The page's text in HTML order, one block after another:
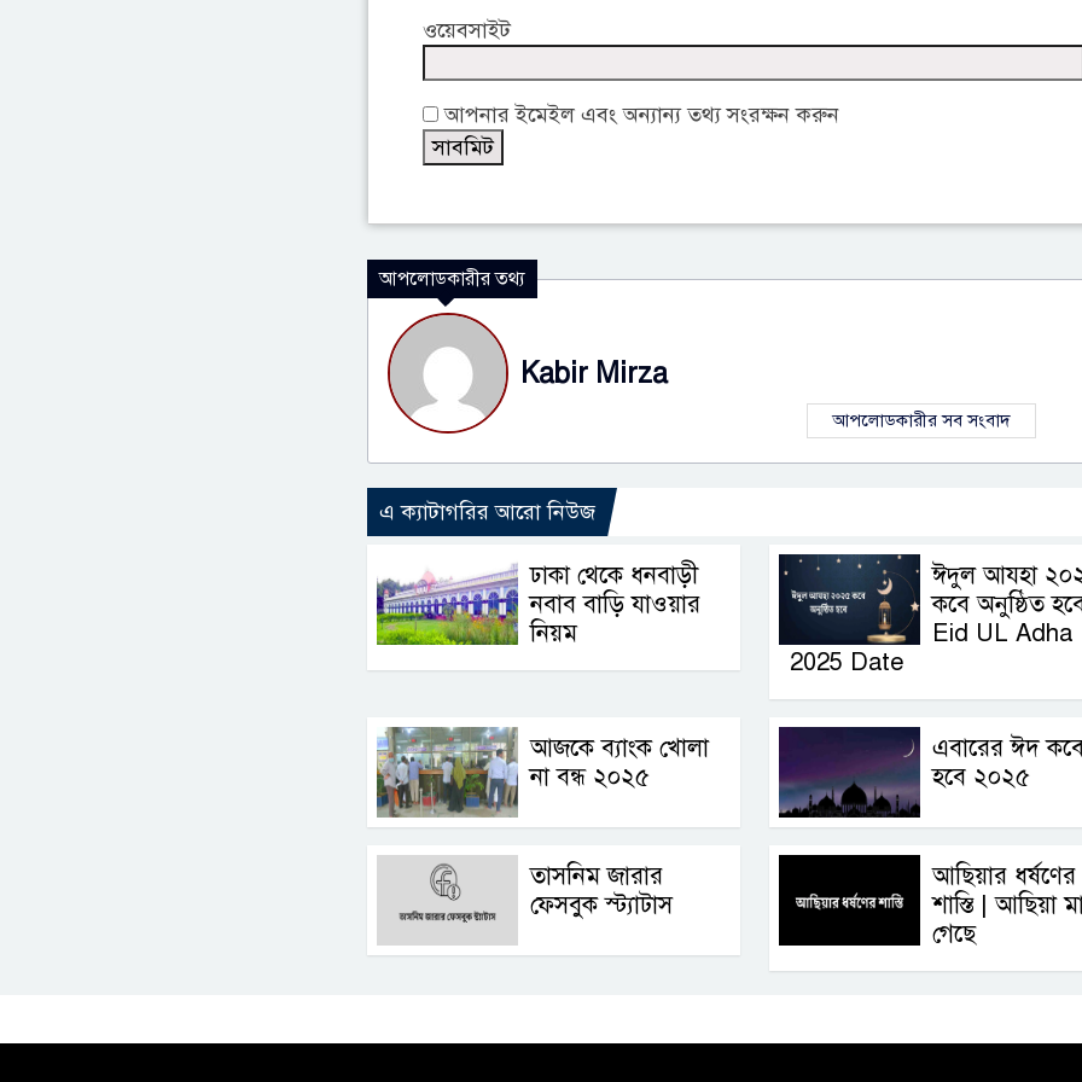
ওয়েবসাইট
আপনার ইমেইল এবং অন্যান্য তথ্য সংরক্ষন করুন
আপলোডকারীর তথ্য
Kabir Mirza
আপলোডকারীর সব সংবাদ
এ ক্যাটাগরির আরো নিউজ
ঢাকা থেকে ধনবাড়ী
নবাব বাড়ি যাওয়ার
নিয়ম
ঈদুল আযহা
কবে অনুষ্ঠিত
Eid UL Adha
2025 Date
আজকে ব্যাংক খোলা
না বন্ধ ২০২৫
এবারের ঈদ
হবে ২০২৫
তাসনিম জারার
ফেসবুক স্ট্যাটাস
আছিয়ার ধর্ষণের
শাস্তি | আছিয়া
গেছে